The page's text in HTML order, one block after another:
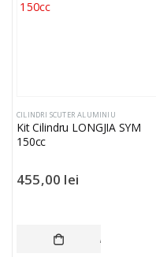
CILINDRI SCUTER ALUMINIU
Kit Cilindru LONGJIA SYM
150cc
455,00 lei
ADAUGĂ ÎN COȘ